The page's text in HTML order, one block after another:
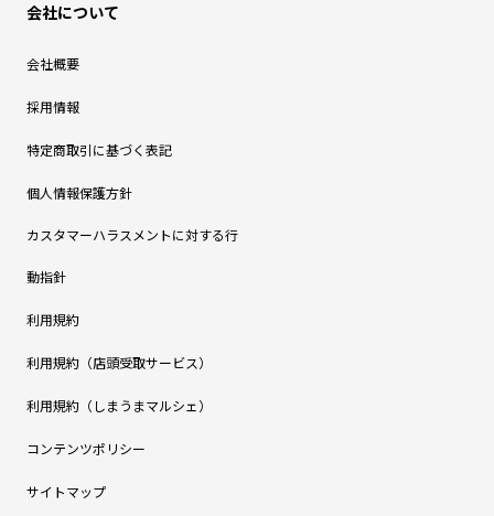
会社について
会社概要
採用情報
特定商取引に基づく表記
個人情報保護方針
カスタマーハラスメントに対する行
動指針
利用規約
利用規約（店頭受取サービス）
利用規約（しまうまマルシェ）
コンテンツポリシー
サイトマップ